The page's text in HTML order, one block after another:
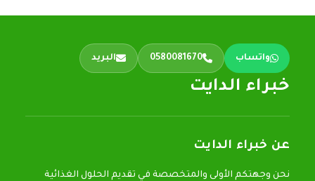
واتساب 0580081670 البريد
خبراء الدايت
عن خبراء الدايت
نحن وجهتكم الأولى والمتخصصة في تقديم الحلول الغذائية